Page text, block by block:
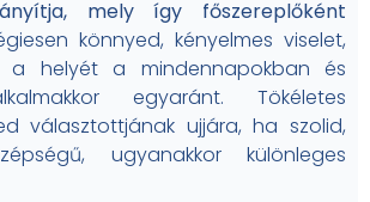
mely így főszereplőként
könnyed, kényelmes viselet,
a helyét a mindennapokban és
egyaránt. Tökéletes
választottjának ujjára, ha szolid,
ugyanakkor különleges